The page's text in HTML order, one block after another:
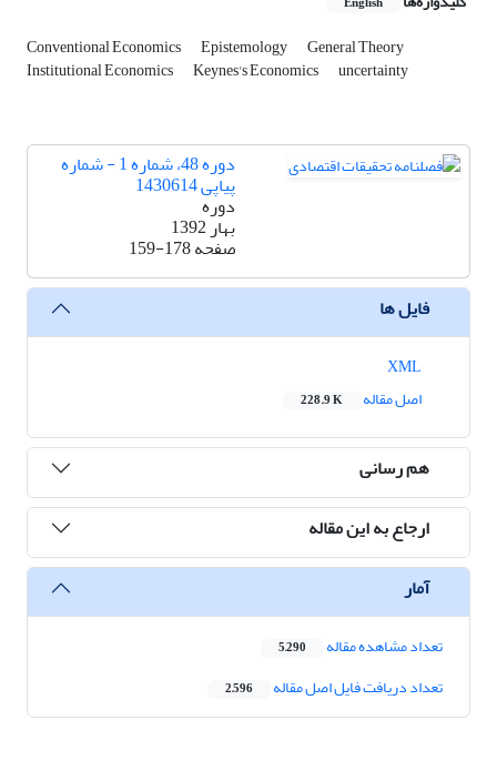
Conventional Economics Epistemology General Theory
Institutional Economics Keynes's Economics uncertainty
دوره 48، شماره 1 - شماره
پیاپی 1430614
دوره
بهار 1392
صفحه159-178
فایل ها
اصل مقاله
228.9 K
هم رسانی
ارجاع به این مقاله
آمار
تعداد مشاهده مقاله 5,290
تعداد دریافت فایل اصل مقاله 2,596